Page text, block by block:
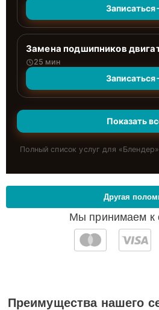
Записаться
Замена подшипников
25 мин
Записаться
Показать
Полный список услуг для «Блендер
Мы принимаем к
Другая
Преимущества нашего